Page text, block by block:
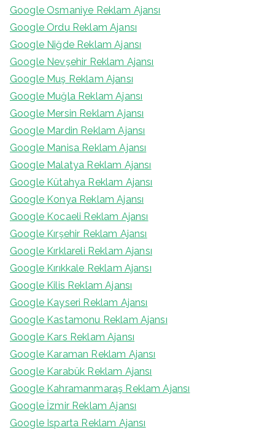
Google Osmaniye Reklam Ajansı
Google Ordu Reklam Ajansı
Google Niğde Reklam Ajansı
Google Nevşehir Reklam Ajansı
Google Muş Reklam Ajansı
Google Muğla Reklam Ajansı
Google Mersin Reklam Ajansı
Google Mardin Reklam Ajansı
Google Manisa Reklam Ajansı
Google Malatya Reklam Ajansı
Google Kütahya Reklam Ajansı
Google Konya Reklam Ajansı
Google Kocaeli Reklam Ajansı
Google Kırşehir Reklam Ajansı
Google Kırklareli Reklam Ajansı
Google Kırıkkale Reklam Ajansı
Google Kilis Reklam Ajansı
Google Kayseri Reklam Ajansı
Google Kastamonu Reklam Ajansı
Google Kars Reklam Ajansı
Google Karaman Reklam Ajansı
Google Karabük Reklam Ajansı
Google Kahramanmaraş Reklam Ajansı
Google İzmir Reklam Ajansı
Google Isparta Reklam Ajansı